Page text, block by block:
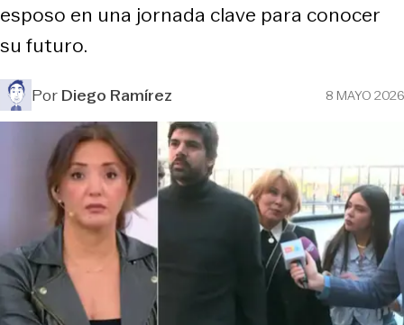
esposo en una jornada clave para conocer
su futuro.
PorDiego Ramírez 8 MAYO 2026